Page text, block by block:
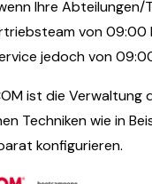
Ihre
von 09:00
jedoch von
ist die Verwaltung
Techniken wie in
konfigurieren.